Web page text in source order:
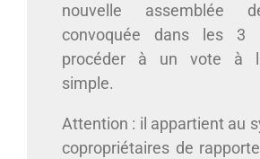
nouvelle assemblée
convoquée dans les 3
procéder à un vote à
simple.
Attention : il appartient au
copropriétaires de